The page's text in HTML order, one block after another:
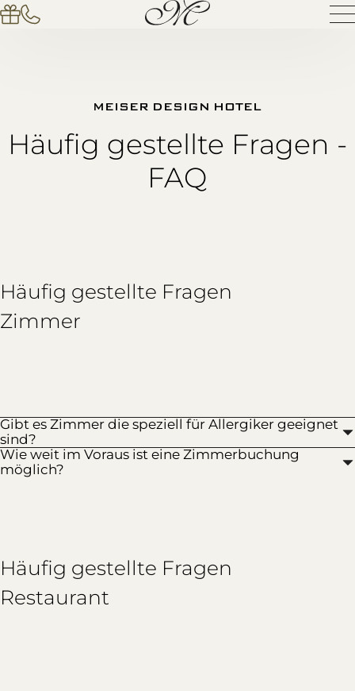
MEISER DESIGN HOTEL
Häufig gestellte Fragen -
FAQ
Häufig gestellte Fragen
Zimmer
Gibt es Zimmer die speziell für Allergiker geeignet
sind?
Wie weit im Voraus ist eine Zimmerbuchung
möglich?
Häufig gestellte Fragen
Restaurant